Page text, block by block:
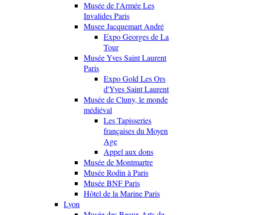
Musée de l'Armée Les
Invalides Paris
Musee Jacquemart André
Expo Georges de La
Tour
Musée Yves Saint Laurent
Paris
Expo Gold Les Ors
d'Yves Saint Laurent
Musée de Cluny, le monde
médiéval
Les Tapisseries
françaises du Moyen
Age
Appel aux dons
Musée de Montmartre
Musée Rodin à Paris
Musée BNF Paris
Hôtel de la Marine Paris
Lyon